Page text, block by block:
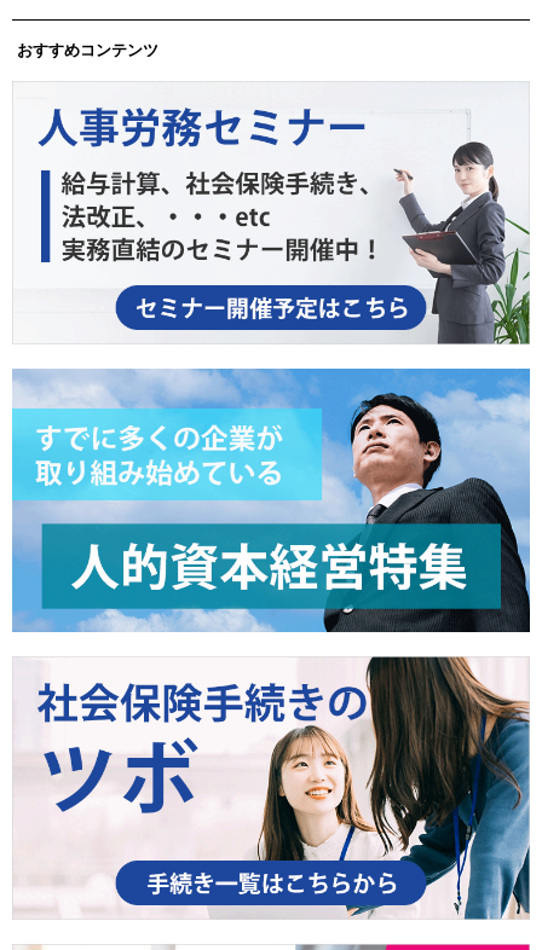
おすすめコンテンツ